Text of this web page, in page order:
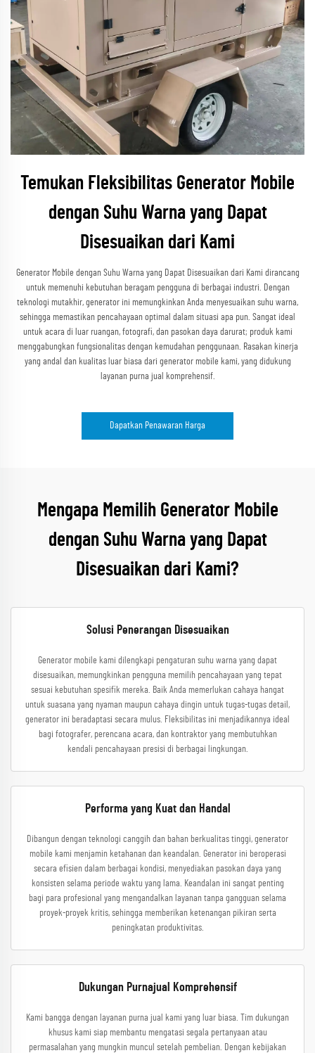
Temukan Fleksibilitas Generator Mobile
dengan Suhu Warna yang Dapat
Disesuaikan dari Kami
Generator Mobile dengan Suhu Warna yang Dapat Disesuaikan dari Kami dirancang
untuk memenuhi kebutuhan beragam pengguna di berbagai industri. Dengan
teknologi mutakhir, generator ini memungkinkan Anda menyesuaikan suhu warna,
sehingga memastikan pencahayaan optimal dalam situasi apa pun. Sangat ideal
untuk acara di luar ruangan, fotografi, dan pasokan daya darurat; produk kami
menggabungkan fungsionalitas dengan kemudahan penggunaan. Rasakan kinerja
yang andal dan kualitas luar biasa dari generator mobile kami, yang didukung
layanan purna jual komprehensif.
Dapatkan Penawaran Harga
Mengapa Memilih Generator Mobile
dengan Suhu Warna yang Dapat
Disesuaikan dari Kami?
Solusi Penerangan Disesuaikan
Generator mobile kami dilengkapi pengaturan suhu warna yang dapat
disesuaikan, memungkinkan pengguna memilih pencahayaan yang tepat
sesuai kebutuhan spesifik mereka. Baik Anda memerlukan cahaya hangat
untuk suasana yang nyaman maupun cahaya dingin untuk tugas-tugas detail,
generator ini beradaptasi secara mulus. Fleksibilitas ini menjadikannya ideal
bagi fotografer, perencana acara, dan kontraktor yang membutuhkan
kendali pencahayaan presisi di berbagai lingkungan.
Performa yang Kuat dan Handal
Dibangun dengan teknologi canggih dan bahan berkualitas tinggi, generator
mobile kami menjamin ketahanan dan keandalan. Generator ini beroperasi
secara efisien dalam berbagai kondisi, menyediakan pasokan daya yang
konsisten selama periode waktu yang lama. Keandalan ini sangat penting
bagi para profesional yang mengandalkan layanan tanpa gangguan selama
proyek-proyek kritis, sehingga memberikan ketenangan pikiran serta
peningkatan produktivitas.
Dukungan Purnajual Komprehensif
Kami bangga dengan layanan purna jual kami yang luar biasa. Tim dukungan
khusus kami siap membantu mengatasi segala pertanyaan atau
permasalahan yang mungkin muncul setelah pembelian. Dengan kebijakan